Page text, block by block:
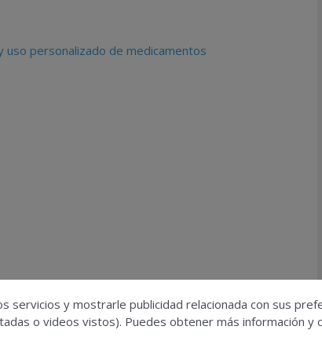
uso personalizado de medicamentos
y mostrarle publicidad relacionada con sus
o videos vistos). Puedes obtener más información y